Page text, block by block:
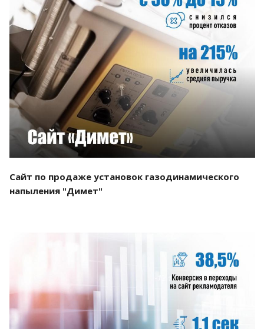
Смотреть проект
Сайт по продаже установок газодинамического
напыления "Димет"